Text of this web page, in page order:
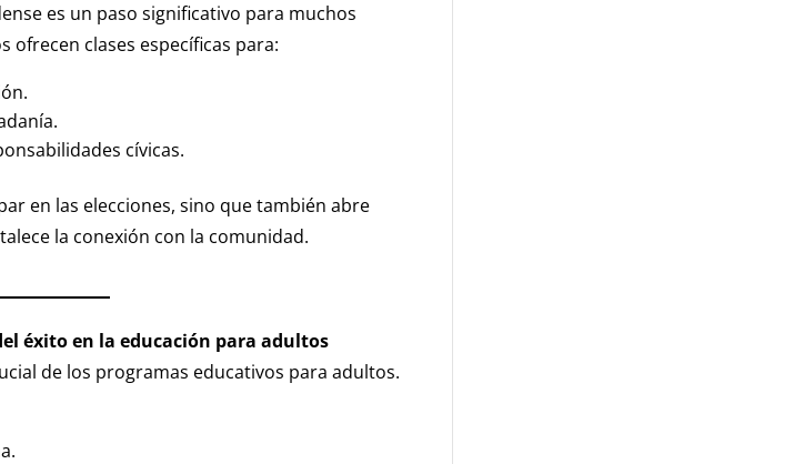
es un paso significativo para muchos
ofrecen clases específicas para:
cívicas.
en las elecciones, sino que también abre
la conexión con la comunidad.
éxito en la educación para adultos
de los programas educativos para adultos.